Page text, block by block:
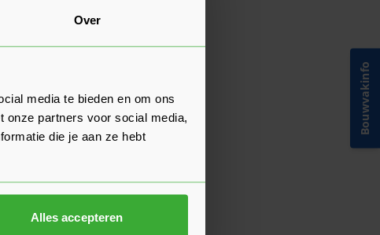
Over
media te bieden en om ons
onze partners voor social media,
die je aan ze hebt
Alles accepteren
Bouwvakinfo